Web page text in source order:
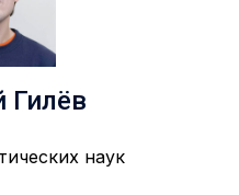
Гилёв
наук